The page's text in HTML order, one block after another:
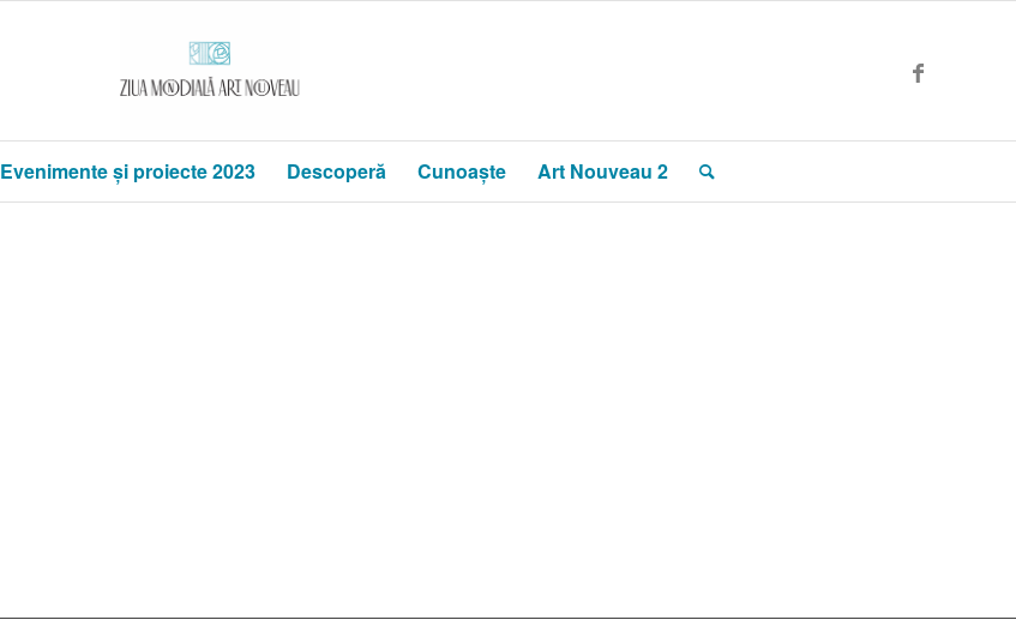
Evenimente și proiecte 2023 Descoperă Cunoaște Art Nouveau 2